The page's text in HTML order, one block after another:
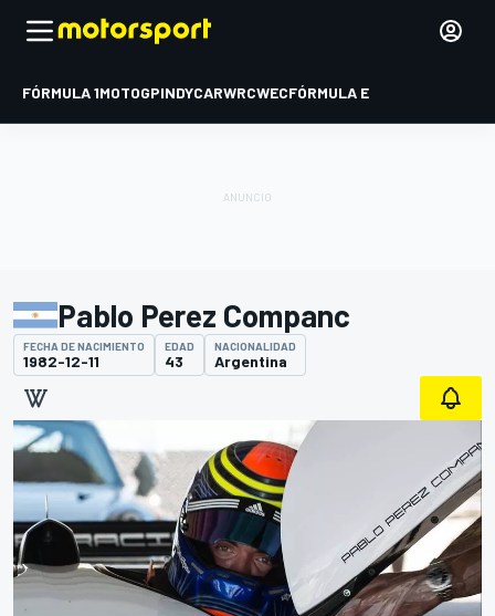
FÓRMULA 1MOTOGPINDYCARWRCWECFÓRMULA E
Pablo Perez Companc
FECHA DE NACIMIENTO
1982-12-11
EDAD
43
NACIONALIDAD
Argentina